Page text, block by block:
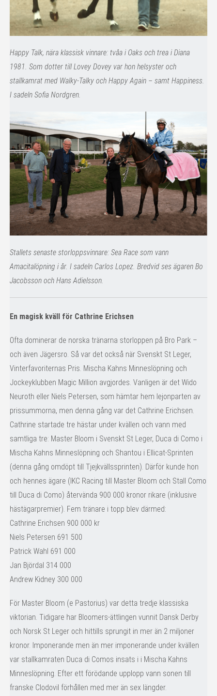
Happy Talk, nära klassisk vinnare: tvåa i Oaks och trea i Diana
1981. Som dotter till Lovey Dovey var hon helsyster och
stallkamrat med Walky-Talky och Happy Again – samt Happiness.
I sadeln Sofia Nordgren.
Stallets senaste storloppsvinnare: Sea Race som vann
Amacitalöpning i år. I sadeln Carlos Lopez. Bredvid ses ägaren Bo
Jacobsson och Hans Adielsson.
En magisk kväll för Cathrine Erichsen
Ofta dominerar de norska tränarna storloppen på Bro Park –
och även Jägersro. Så var det också när Svenskt St Leger,
Vinterfavoriternas Pris. Mischa Kahns Minneslöpning och
Jockeyklubben Magic Million avgjordes. Vanligen är det Wido
Neuroth eller Niels Petersen, som hämtar hem lejonparten av
prissummorna, men denna gång var det Cathrine Erichsen.
Cathrine startade tre hästar under kvällen och vann med
samtliga tre: Master Bloom i Svenskt St Leger, Duca di Como i
Mischa Kahns Minneslöpning och Shantou i Ellicat-Sprinten
(denna gång omdöpt till Tjejkvällssprinten). Därför kunde hon
och hennes ägare (IKC Racing till Master Bloom och Stall Como
till Duca di Como) återvända 900 000 kronor rikare (inklusive
hästägarpremier). Fem tränare i topp blev därmed:
Cathrine Erichsen 900 000 kr
Niels Petersen 691 500
Patrick Wahl 691 000
Jan Björdal 314 000
Andrew Kidney 300 000
För Master Bloom (e Pastorius) var detta tredje klassiska
viktorian. Tidigare har Bloomers-ättlingen vunnit Dansk Derby
och Norsk St Leger och hittills sprungit in mer än 2 miljoner
kronor. Imponerande men än mer imponerande under kvällen
var stallkamraten Duca di Comos insats i i Mischa Kahns
Minneslöpning. Efter ett förödande upplopp vann sonen till
franske Clodovil förhållen med mer än sex längder.